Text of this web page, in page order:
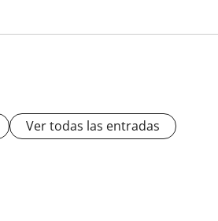
Ver todas las entradas